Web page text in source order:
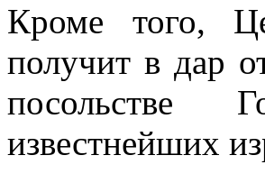
Кроме того,
получит в дар
посольстве
известнейших